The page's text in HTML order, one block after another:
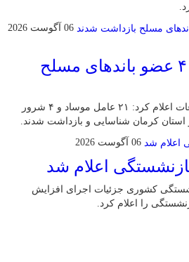
06 آگوست 2026
۲۱ عامل موساد و ۴ عضو باند‌های مسلح
محمودآباد آنلاین : وزارت اطلاعات اعلام کرد: ۲۱ عامل موساد و ۴ شرور
کرمان شناسایی و بازداشت شدند.
06 آگوست 2026
اعلام شد
کشوری جزئیات اجرای افزایش
را اعلام کرد.